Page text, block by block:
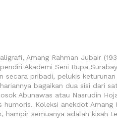
Amang Rahman Jubair
Akademi Seni Rupa
secara pribadi, pelukis
bagaikan dua sisi dari
Abunawas atau Nasrudin
Koleksi anekdot Amang
hampir semuanya adalah kisah